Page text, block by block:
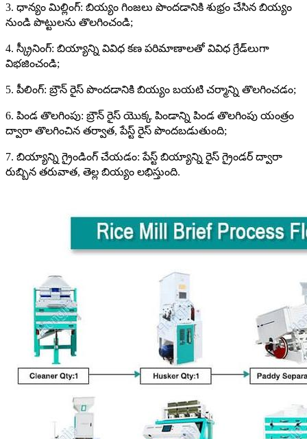
3. ధాన్యం మిల్లింగ్: బియ్యం గింజలు పొందడానికి శుభ్రం చేసిన బియ్యం
నుండి పొట్టులను తొలగించండి;
4. స్క్రీనింగ్: బియ్యాన్ని వివిధ కణ పరిమాణాలతో వివిధ గ్రేడ్‌లుగా
విభజించండి;
5. పీలింగ్: బ్రౌన్ రైస్ పొందడానికి బియ్యం బయటి చర్మాన్ని తొలగించడం;
6. పిండ తొలగింపు: బ్రౌన్ రైస్ యొక్క పిండాన్ని పిండ తొలగింపు యంత్రం
ద్వారా తొలగించిన తర్వాత, పేస్ట్ రైస్ పొందబడుతుంది;
7. బియ్యాన్ని గ్రైండింగ్ చేయడం: పేస్ట్ బియ్యాన్ని రైస్ గ్రైండర్ ద్వారా
రుబ్బిన తరువాత, తెల్ల బియ్యం లభిస్తుంది.